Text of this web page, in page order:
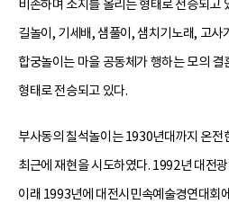
비손하며 소지를 올리는 형태로 전승되고
길놀이, 기세배, 샘풀이, 샘치기노래, 고사
합궁놀이는 마을 공동체가 행하는 모의 결
형태로 전승되고 있다.
부사동의 칠석놀이는 1930년대까지 온전
최근에 재현을 시도하였다. 1992년 대전
이래 1993년에 대전시민속예술경연대회